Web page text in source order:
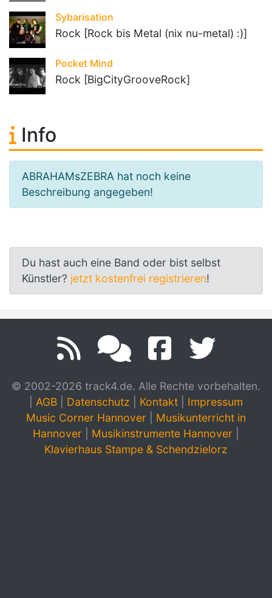
Sybarisation
Rock [Rock bis Metal (nix nu-metal) :)]
Pocket Mind
Rock [BigCityGrooveRock]
Info
ABRAHAMsZEBRA hat noch keine
Beschreibung angegeben!
Du hast auch eine Band oder bist selbst
Künstler? jetzt kostenfrei registrieren!
© 2002-2026 track4.de. Alle Rechte vorbehalten.
AGB Datenschutz Kontakt
Impressum
Music Corner Hannover
Musikunterricht in
Hannover
Musikinstrumente Hannover
Klavierhaus Stampe & Schendzielorz